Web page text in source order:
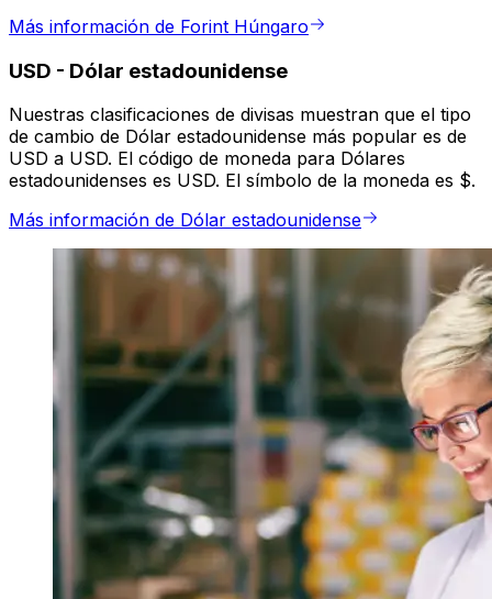
Más información de Forint Húngaro
USD - Dólar estadounidense
Nuestras clasificaciones de divisas muestran que el tipo
de cambio de Dólar estadounidense más popular es de
USD a USD. El código de moneda para Dólares
estadounidenses es USD. El símbolo de la moneda es $.
Más información de Dólar estadounidense